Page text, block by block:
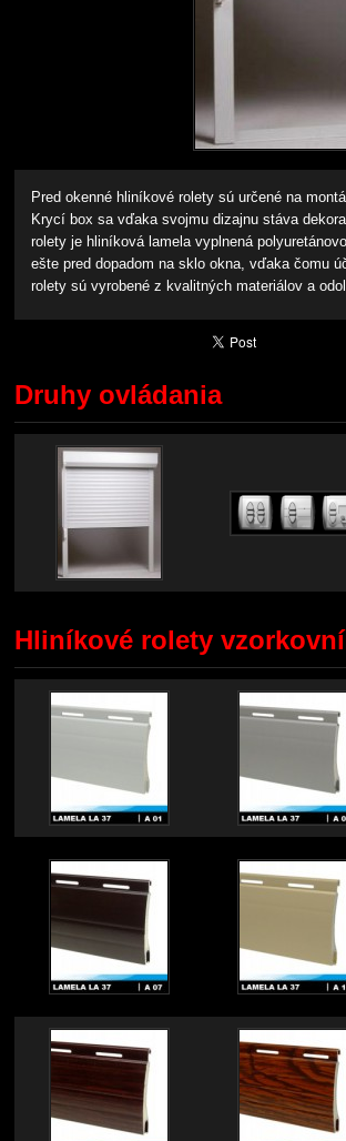
Pred okenné hliníkové rolety sú určené na
Krycí box sa vďaka svojmu dizajnu stáva
rolety je hliníková lamela vyplnená
ešte pred dopadom na sklo okna, vďaka čomu
rolety sú vyrobené z kvalitných materiálov a
Druhy ovládania
Hliníkové rolety